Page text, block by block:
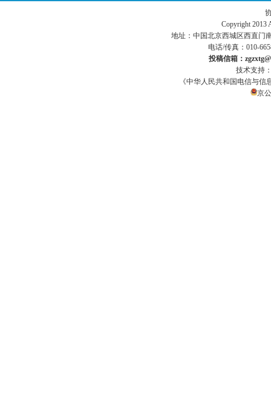
Copyright 2013
地址：中国北京西城区西直门
电话/传真：010-
投稿信箱：
技术支持
《中华人民共和国电信与
京